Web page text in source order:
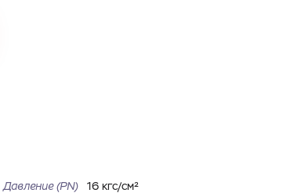
Давление (PN)
16 кгс/см²